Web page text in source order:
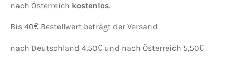
nach Österreich kostenlos.
Bis 40€ Bestellwert beträgt der Versand
nach Deutschland 4,50€ und nach Österreich 5,50€